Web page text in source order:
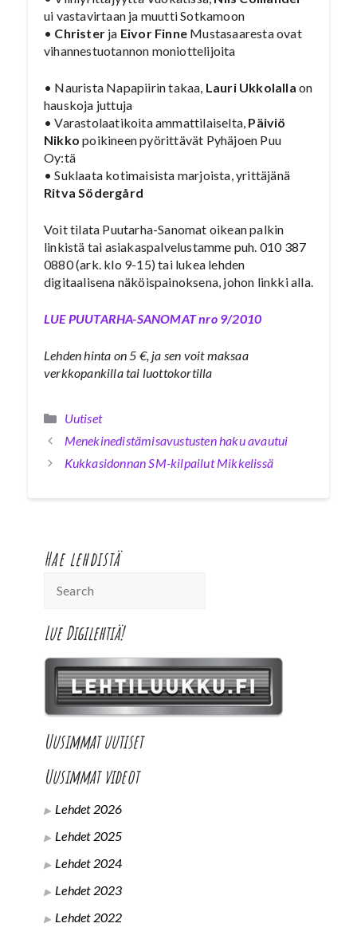
ui vastavirtaan ja muutti Sotkamoon
• Christer ja Eivor Finne Mustasaaresta ovat
vihannestuotannon moniottelijoita
• Naurista Napapiirin takaa, Lauri Ukkolalla on
hauskoja juttuja
• Varastolaatikoita ammattilaiselta, Päiviö
Nikko poikineen pyörittävät Pyhäjoen Puu
Oy:tä
• Suklaata kotimaisista marjoista, yrittäjänä
Ritva Södergård
Voit tilata Puutarha-Sanomat oikean palkin
linkistä tai asiakaspalvelustamme puh. 010 387
0880 (ark. klo 9-15) tai lukea lehden
digitaalisena näköispainoksena, johon linkki alla.
LUE PUUTARHA-SANOMAT nro 9/2010
Lehden hinta on 5 €, ja sen voit maksaa
verkkopankilla tai luottokortilla
Kategoriat
Uutiset
Menekinedistämisavustusten haku avautui
Kukkasidonnan SM-kilpailut Mikkelissä
Hae lehdistä
Lue Digilehtiä!
Uusimmat uutiset
Uusimmat videot
Lehdet 2026
Lehdet 2025
Lehdet 2024
Lehdet 2023
Lehdet 2022